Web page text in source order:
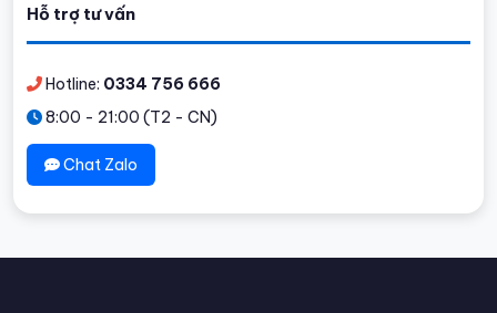
Hỗ trợ tư vấn
Hotline: 0334 756 666
8:00 - 21:00 (T2 - CN)
Chat Zalo